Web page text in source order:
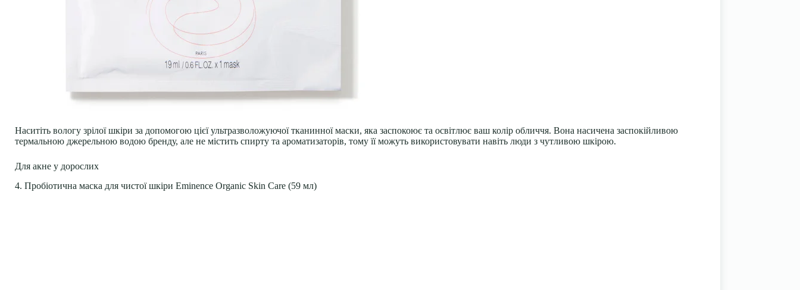
Наситіть вологу зрілої шкіри за допомогою цієї ультразволожуючої тканинної маски, яка заспокоює та освітлює ваш колір обличчя. Вона насичена заспокійливою
термальною джерельною водою бренду, але не містить спирту та ароматизаторів, тому її можуть використовувати навіть люди з чутливою шкірою.
Для акне у дорослих
4. Пробіотична маска для чистої шкіри Eminence Organic Skin Care (59 мл)